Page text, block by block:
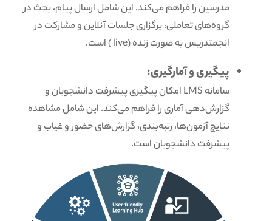
مدرسین را فراهم می‌کند. این شامل ارسال پیام، بحث در
گروه‌های تعاملی، برگزاری جلسات آنلاین و مشارکت در
انجمتدریس به صورت زنده (live ) است.
پیگیری و آمارگیری:
سامانه LMS امکان پیگیری پیشرفت دانشجویان و
گزارش‌دهی آماری را فراهم می‌کند. این شامل مشاهده
نتایج آزمون‌ها، رتبه‌بندی، گزارش‌های حضور و غیاب و
پیشرفت دانشجویان است.